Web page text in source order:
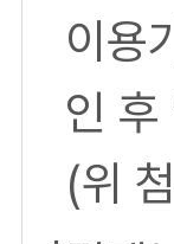
이용
인 후
(위